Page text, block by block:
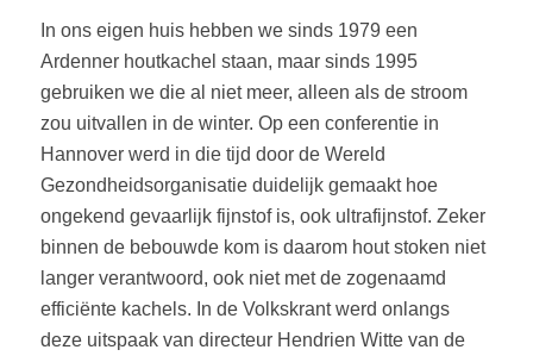
In ons eigen huis hebben we sinds 1979 een
Ardenner houtkachel staan, maar sinds 1995
gebruiken we die al niet meer, alleen als de stroom
zou uitvallen in de winter. Op een conferentie in
Hannover werd in die tijd door de Wereld
Gezondheidsorganisatie duidelijk gemaakt hoe
ongekend gevaarlijk fijnstof is, ook ultrafijnstof. Zeker
binnen de bebouwde kom is daarom hout stoken niet
langer verantwoord, ook niet met de zogenaamd
efficiënte kachels. In de Volkskrant werd onlangs
deze uitspaak van directeur Hendrien Witte van de